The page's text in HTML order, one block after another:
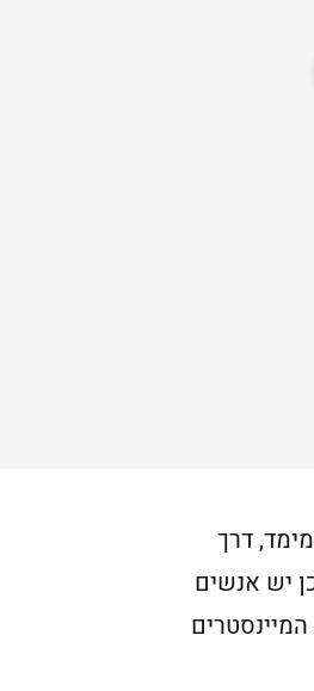
דו מימד, דרך
יש אנשים